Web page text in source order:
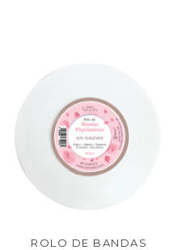
ROLO DE BANDAS